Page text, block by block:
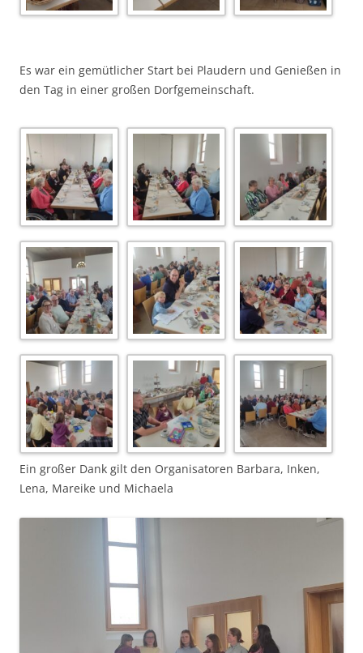
Es war ein gemütlicher Start bei Plaudern und Genießen in
den Tag in einer großen Dorfgemeinschaft.
Ein großer Dank gilt den Organisatoren Barbara, Inken,
Lena, Mareike und Michaela